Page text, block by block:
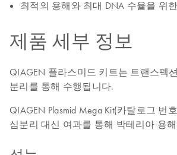
최적의 용해와 최대 DNA 수율을 위한
제품 세부 정보
QIAGEN 플라스미드 키트는 트랜스펙
분리를 통해 수행됩니다.
QIAGEN Plasmid Mega Kit(카탈로그 번
심분리 대신 여과를 통해 박테리아 용